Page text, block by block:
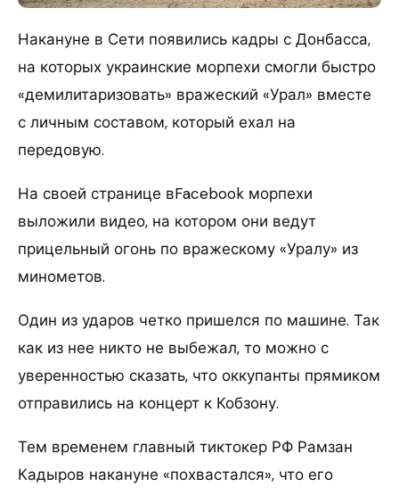
Накануне в Сети появились кадры с Донбасса,
на которых украинские морпехи смогли быстро
«демилитаризовать» вражеский «Урал» вместе
с личным составом, который ехал на
передовую.
На своей странице вFacebook морпехи
выложили видео, на котором они ведут
прицельный огонь по вражескому «Уралу» из
минометов.
Один из ударов четко пришелся по машине. Так
как из нее никто не выбежал, то можно с
уверенностью сказать, что оккупанты прямиком
отправились на концерт к Кобзону.
Тем временем главный тиктокер РФ Рамзан
Кадыров накануне «похвастался», что его